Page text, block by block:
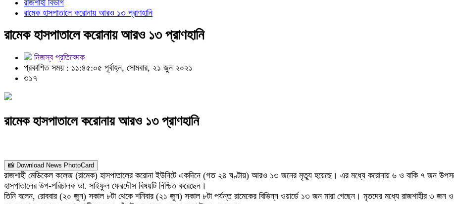
রাজশাহী বিভাগ
রামেক হাসপাতালে করোনায় আরও ১৩ প্রাণহানি
রামেক হাসপাতালে করোনায় আরও ১৩ প্রাণহানি
নিজস্ব প্রতিবেদক
প্রকাশিত সময় : ১১:৪৫:০৫ পূর্বাহ্ন, সোমবার, ২১ জুন ২০২১
৩১৭
রামেক হাসপাতালে করোনায় আরও ১৩ প্রাণহানি
📸 Download News PhotoCard
রাজশাহী মেডিকেল কলেজ (রামেক) হাসপাতালের করোনা ইউনিটে একদিনে (গত ২৪ ঘণ্টায়) আরও ১৩ জনের মৃত্যু হয়েছে। এর মধ্যে করোনায় ৬ ও বাকি ৭ জন
হাসপাতালের উপ-পরিচালক ডা. সাইফুল ফেরদৌস বিষয়টি নিশ্চিত করেছেন।
তিনি বলেন, রোববার (২০ জুন) সকাল ৮টা থেকে শনিবার (২১ জুন) সকাল ৮টা পর্যন্ত রামেকের বিভিন্ন ওয়ার্ডে ১৩ জন মারা গেছেন। মৃতদের মধ্যে রাজশাহীর ৩